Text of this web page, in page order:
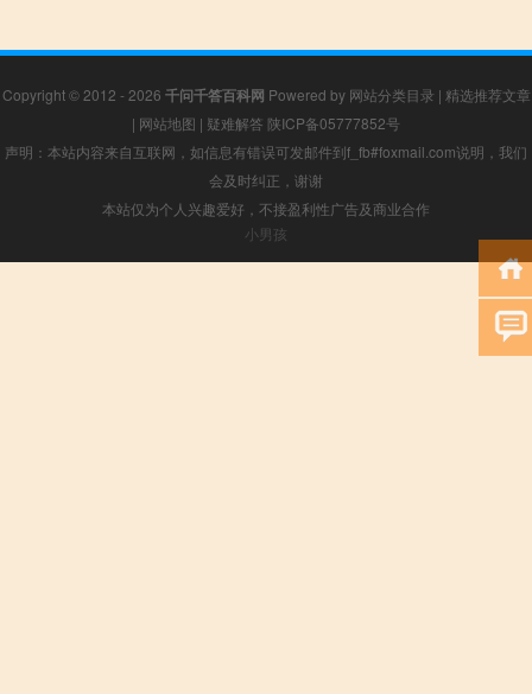
Copyright © 2012 - 2026 千问千答百科网 Powered by 网站分类目录 | 精选推荐文章
| 网站地图 | 疑难解答 陕ICP备05777852号
声明：本站内容来自互联网，如信息有错误可发邮件到f_fb#foxmail.com说明，我们
会及时纠正，谢谢
本站仅为个人兴趣爱好，不接盈利性广告及商业合作
小男孩